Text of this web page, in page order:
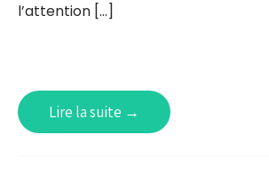
l’attention […]
Lire la suite →